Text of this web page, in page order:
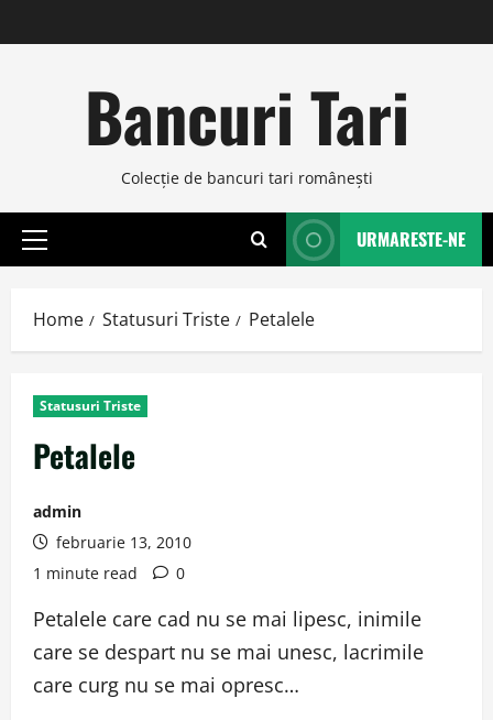
to
Bancuri Tari
Colecţie de bancuri tari româneşti
Primary
URMARESTE-NE
Home Statusuri Triste Petalele
Statusuri Triste
Petalele
admin
februarie 13, 2010
1 minute read
0
Petalele care cad nu se mai lipesc, inimile
care se despart nu se mai unesc, lacrimile
care curg nu se mai opresc…